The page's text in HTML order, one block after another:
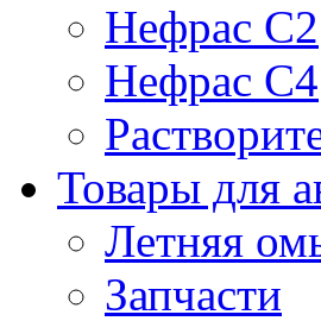
Нефрас С2
Нефрас С4
Товары для
Летняя
Запчасти